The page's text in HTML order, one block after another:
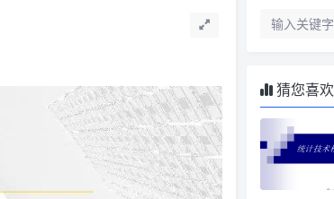
猜您喜欢